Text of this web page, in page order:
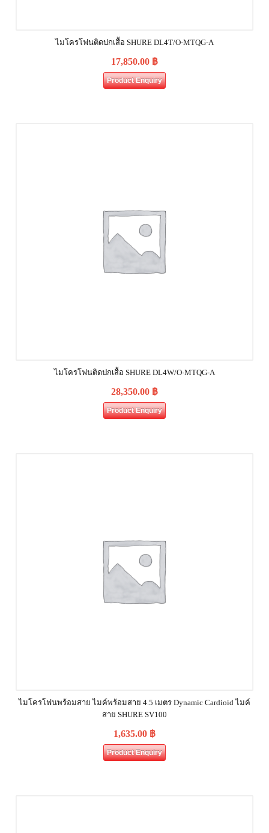
ไมโครโฟนติดปกเสื้อ SHURE DL4T/O-MTQG-A
17,850.00 ฿
Product Enquiry
ไมโครโฟนติดปกเสื้อ SHURE DL4W/O-MTQG-A
28,350.00 ฿
Product Enquiry
ไมโครโฟนพร้อมสาย ไมค์พร้อมสาย 4.5 เมตร Dynamic Cardioid ไมค์
สาย SHURE SV100
1,635.00 ฿
Product Enquiry